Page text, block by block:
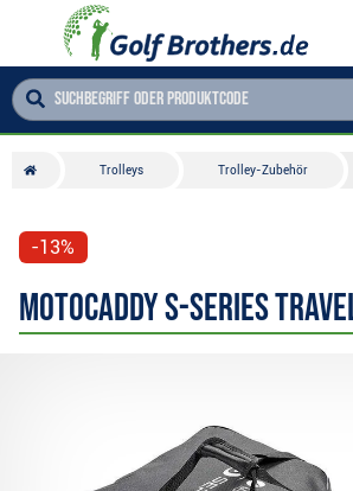
Trolleys Trolley-Zubehör
-13%
Motocaddy S-Series